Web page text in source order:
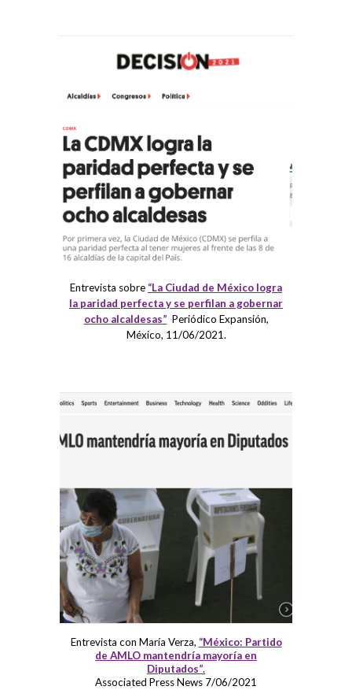
Entrevista sobre “La Ciudad de México logra
la paridad perfecta y se perfilan a gobernar
ocho alcaldesas” Periódico Expansión,
México, 11/06/2021.
Entrevista con María Verza, “México: Partido
de AMLO mantendría mayoría en
Diputados”.
Associated Press News 7/06/2021